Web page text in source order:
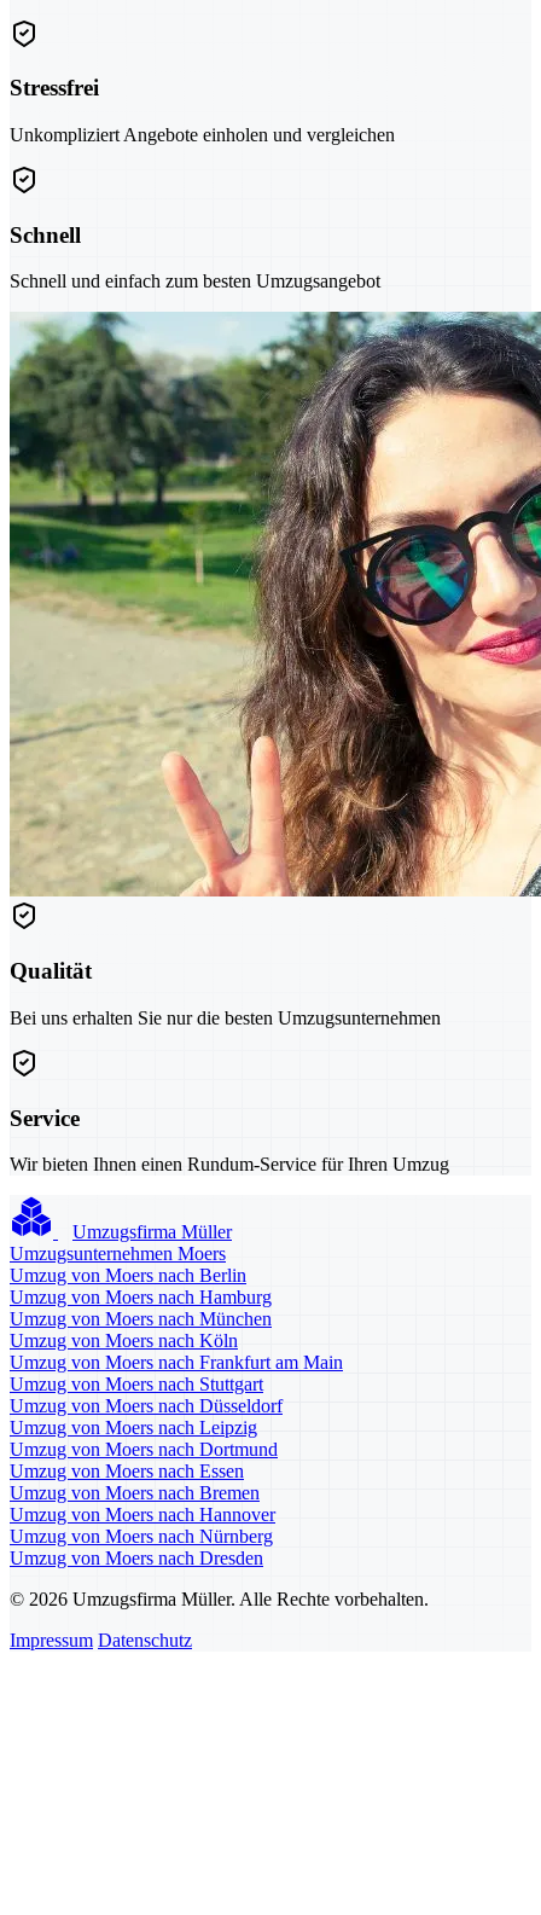
Stressfrei
Unkompliziert Angebote einholen und vergleichen
Schnell
Schnell und einfach zum besten Umzugsangebot
Qualität
Bei uns erhalten Sie nur die besten Umzugsunternehmen
Service
Wir bieten Ihnen einen Rundum-Service für Ihren Umzug
Umzugsfirma Müller
Umzugsunternehmen Moers
Umzug von Moers nach Berlin
Umzug von Moers nach Hamburg
Umzug von Moers nach München
Umzug von Moers nach Köln
Umzug von Moers nach Frankfurt am Main
Umzug von Moers nach Stuttgart
Umzug von Moers nach Düsseldorf
Umzug von Moers nach Leipzig
Umzug von Moers nach Dortmund
Umzug von Moers nach Essen
Umzug von Moers nach Bremen
Umzug von Moers nach Hannover
Umzug von Moers nach Nürnberg
Umzug von Moers nach Dresden
© 2026 Umzugsfirma Müller. Alle Rechte vorbehalten.
Impressum Datenschutz